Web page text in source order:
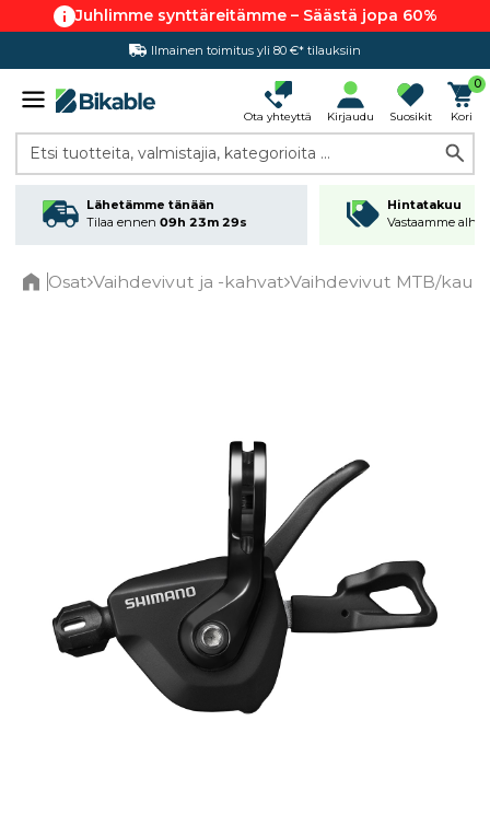
Juhlimme synttäreitämme – Säästä jopa 60%
Ilmainen toimitus yli 80 €* tilauksiin
Ota yhteyttä Kirjaudu Suosikit
0
Kori
Etsi tuotteita, valmistajia, kategorioita ...
Lähetämme tänään
Tilaa ennen 09h 23m 28s
Hintatakuu
Vastaamme
Osat Vaihdevivut ja -kahvat Vaihdevivut MTB/